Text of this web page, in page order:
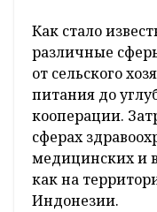
Как стало
различные
от сельского
питания до
кооперации.
сферах
медицинских и
как на
Индонезии.